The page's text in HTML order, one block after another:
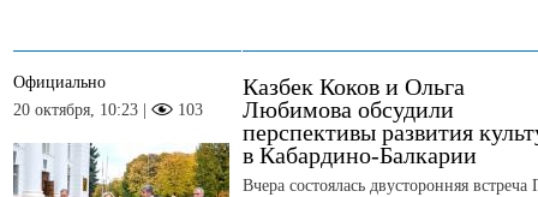
Официально
20 октября, 10:23 |
103
Казбек Коков и Ольга
Любимова обсудили
перспективы развития
в Кабардино-Балкарии
Вчера состоялась двусторонняя встреча